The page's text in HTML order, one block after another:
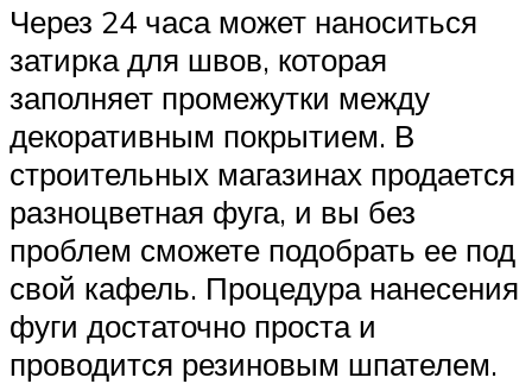
Через 24 часа может наноситься
затирка для швов, которая
заполняет промежутки между
декоративным покрытием. В
строительных магазинах продается
разноцветная фуга, и вы без
проблем сможете подобрать ее под
свой кафель. Процедура нанесения
фуги достаточно проста и
проводится резиновым шпателем.